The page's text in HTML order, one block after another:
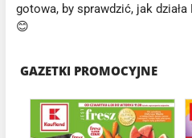
gotowa, by sprawdzić, jak
😊